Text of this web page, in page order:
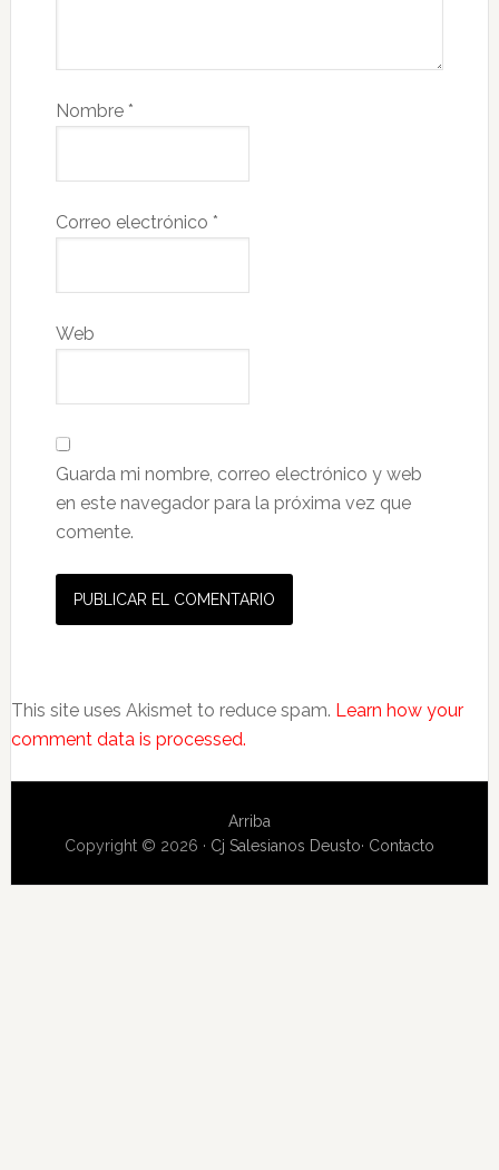
Nombre *
Correo electrónico *
Web
Guarda mi nombre, correo electrónico y web
en este navegador para la próxima vez que
comente.
This site uses Akismet to reduce spam. Learn how your
comment data is processed.
Arriba
Copyright © 2026 · Cj Salesianos Deusto· Contacto